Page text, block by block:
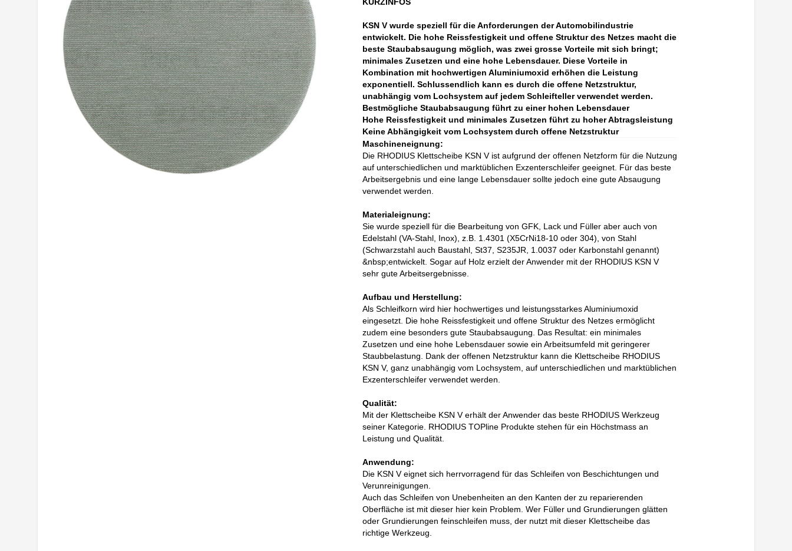
KSN V wurde speziell für die Anforderungen der Automobilindustrie
entwickelt. Die hohe Reissfestigkeit und offene Struktur des Netzes macht die
beste Staubabsaugung möglich, was zwei grosse Vorteile mit sich bringt;
minimales Zusetzen und eine hohe Lebensdauer. Diese Vorteile in
Kombination mit hochwertigen Aluminiumoxid erhöhen die Leistung
exponentiell. Schlussendlich kann es durch die offene Netzstruktur,
unabhängig vom Lochsystem auf jedem Schleifteller verwendet werden.
Bestmögliche Staubabsaugung führt zu einer hohen Lebensdauer
Hohe Reissfestigkeit und minimales Zusetzen führt zu hoher Abtragsleistung
Keine Abhängigkeit vom Lochsystem durch offene Netzstruktur
Maschineneignung:
Die RHODIUS Klettscheibe KSN V ist aufgrund der offenen Netzform für die Nutzung
auf unterschiedlichen und marktüblichen Exzenterschleifer geeignet. Für das beste
Arbeitsergebnis und eine lange Lebensdauer sollte jedoch eine gute Absaugung
verwendet werden.
Materialeignung:
Sie wurde speziell für die Bearbeitung von GFK, Lack und Füller aber auch von
Edelstahl (VA-Stahl, Inox), z.B. 1.4301 (X5CrNi18-10 oder 304), von Stahl
(Schwarzstahl auch Baustahl, St37, S235JR, 1.0037 oder Karbonstahl genannt)
&nbsp;entwickelt. Sogar auf Holz erzielt der Anwender mit der RHODIUS KSN V
sehr gute Arbeitsergebnisse.
Aufbau und Herstellung:
Als Schleifkorn wird hier hochwertiges und leistungsstarkes Aluminiumoxid
eingesetzt. Die hohe Reissfestigkeit und offene Struktur des Netzes ermöglicht
zudem eine besonders gute Staubabsaugung. Das Resultat: ein minimales
Zusetzen und eine hohe Lebensdauer sowie ein Arbeitsumfeld mit geringerer
Staubbelastung. Dank der offenen Netzstruktur kann die Klettscheibe RHODIUS
KSN V, ganz unabhängig vom Lochsystem, auf unterschiedlichen und marktüblichen
Exzenterschleifer verwendet werden.
Qualität:
Mit der Klettscheibe KSN V erhält der Anwender das beste RHODIUS Werkzeug
seiner Kategorie. RHODIUS TOPline Produkte stehen für ein Höchstmass an
Leistung und Qualität.
Anwendung:
Die KSN V eignet sich herrvorragend für das Schleifen von Beschichtungen und
Verunreinigungen.
Auch das Schleifen von Unebenheiten an den Kanten der zu reparierenden
Oberfläche ist mit dieser hier kein Problem. Wer Füller und Grundierungen glätten
oder Grundierungen feinschleifen muss, der nutzt mit dieser Klettscheibe das
richtige Werkzeug.